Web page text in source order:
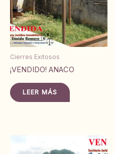
Cierres Exitosos
¡VENDIDO! ANACO
LEER MÁS